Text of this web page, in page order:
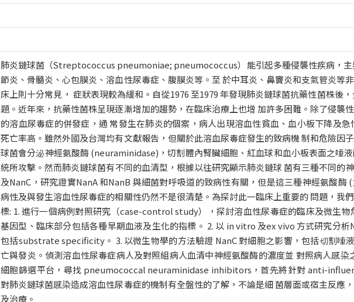
肺炎鏈球菌（Streptococcus pneumoniae; pneumococcus）能引起多種侵襲性疾病，主
節炎、骨髓炎、心包膜炎、溶血性尿毒症、腹膜炎等。至 於中耳炎、鼻竇炎和支氣管炎等
床上則十分常見， 症狀表現較為緩和。自從1976 至1979 年發現肺炎鏈球菌抗藥性菌株後
題。近年來，抗藥性菌株呈現逐漸增加的趨勢，在臨床治療上也增 加許多困難。除了侵襲
的溶血尿毒症的併發症，通 常發生在肺炎的個案，病人出現溶血性貧血、血小板下降及
死亡率高。雖然外國及台灣均有文獻報告，但關於此溶血尿毒症發生的致病機 制和危險因
球菌會分泌神經氨酸酶 (neuraminidase)，切割體內腎臟細胞、紅血球和血小板表面之唾
統所攻擊。然而肺炎鏈球菌有不同的血清型，根據以往研究顯示肺炎鏈球 菌有三種不同的
及NanC，研究證實NanA 和NanB 與細菌對呼吸道的致病性有關，但是這三種神經氨酸酶
病性及與發生溶血性尿毒症的相關性仍然不是很清楚。為探討此一臨床上重要的 問題，我
標: 1. 進行一個病例對照研究（case-control study），探討溶血性尿毒症的臨床及微生
基因型、臨床部分包括各種早期血液及生化的指標。 2. 以 in vitro 及ex vivo 方式研究分析
包括substrate specificity。 3. 以微生物學的方法驗證 NanC 對細胞之影響，包括切割唾
亡與發炎。偵測溶血性尿毒症病人及對照組病人血清中神經氨酸酶的濃度並 對照病人感
細胞篩選平台，尋找 pneumococcal neuraminidase inhibitors，首先將針對 anti-
對肺炎鏈球菌感染造成溶血性尿毒症的機制有全盤性的了解，不論是細 菌層面或宿主反應
及治療。